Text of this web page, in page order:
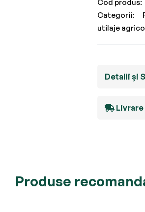
Cod produs
Categorii:
utilaje
Detalii și
Livrare
Produse